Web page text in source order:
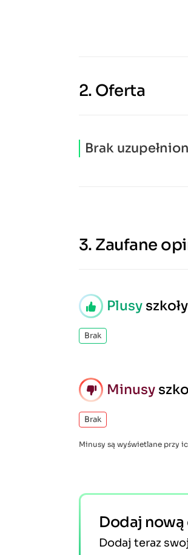
2. Oferta
Brak
3. Zaufane
Plusy
Brak
Minusy
Brak
Minusy są wyświetlane przy
Dodaj nową
Dodaj teraz